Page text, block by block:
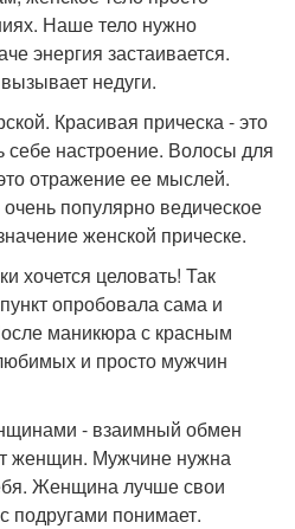
Наше тело нужно
энергия застаивается.
недуги.
Красивая прическа - это
себе настроение. Волосы для
отражение ее мыслей.
популярно ведическое
женской прическе.
хочется целовать! Так
опробовала сама и
маникюра с красным
и просто мужчин
- взаимный обмен
женщин. Мужчине нужна
Женщина лучше свои
подругами понимает.